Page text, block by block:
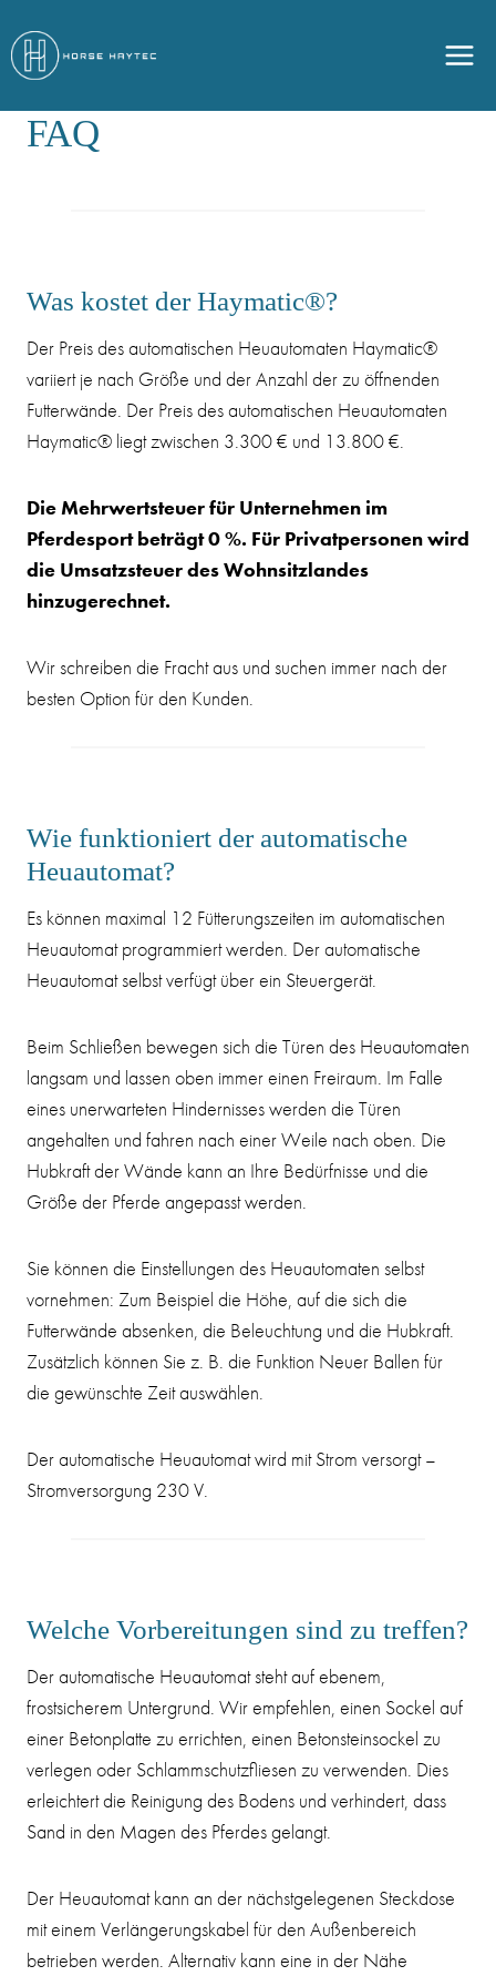
Inhalt
springen
FAQ
Was kostet der Haymatic®?
Der Preis des automatischen Heuautomaten Haymatic®
variiert je nach Größe und der Anzahl der zu öffnenden
Futterwände. Der Preis des automatischen Heuautomaten
Haymatic® liegt zwischen 3.300 € und 13.800 €.
Die Mehrwertsteuer für Unternehmen im
Pferdesport beträgt 0 %. Für Privatpersonen wird
die Umsatzsteuer des Wohnsitzlandes
hinzugerechnet.
Wir schreiben die Fracht aus und suchen immer nach der
besten Option für den Kunden.
Wie funktioniert der automatische
Heuautomat?
Es können maximal 12 Fütterungszeiten im automatischen
Heuautomat programmiert werden. Der automatische
Heuautomat selbst verfügt über ein Steuergerät.
Beim Schließen bewegen sich die Türen des Heuautomaten
langsam und lassen oben immer einen Freiraum. Im Falle
eines unerwarteten Hindernisses werden die Türen
angehalten und fahren nach einer Weile nach oben. Die
Hubkraft der Wände kann an Ihre Bedürfnisse und die
Größe der Pferde angepasst werden.
Sie können die Einstellungen des Heuautomaten selbst
vornehmen: Zum Beispiel die Höhe, auf die sich die
Futterwände absenken, die Beleuchtung und die Hubkraft.
Zusätzlich können Sie z. B. die Funktion Neuer Ballen für
die gewünschte Zeit auswählen.
Der automatische Heuautomat wird mit Strom versorgt –
Stromversorgung 230 V.
Welche Vorbereitungen sind zu treffen?
Der automatische Heuautomat steht auf ebenem,
frostsicherem Untergrund. Wir empfehlen, einen Sockel auf
einer Betonplatte zu errichten, einen Betonsteinsockel zu
verlegen oder Schlammschutzfliesen zu verwenden. Dies
erleichtert die Reinigung des Bodens und verhindert, dass
Sand in den Magen des Pferdes gelangt.
Der Heuautomat kann an der nächstgelegenen Steckdose
mit einem Verlängerungskabel für den Außenbereich
betrieben werden. Alternativ kann eine in der Nähe